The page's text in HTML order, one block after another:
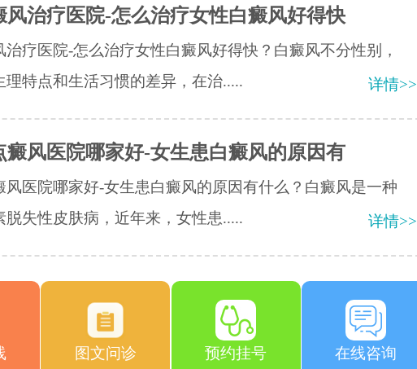
风治疗医院-怎么治疗女性白癜风好得快
治疗医院-怎么治疗女性白癜风好得快？白癜风不分性别，
理特点和生活习惯的差异，在治.....
详情>>
癜风医院哪家好-女生患白癜风的原因有
风医院哪家好-女生患白癜风的原因有什么？白癜风是一种
脱失性皮肤病，近年来，女性患.....
详情>>
图文问诊 预约挂号 在线咨询